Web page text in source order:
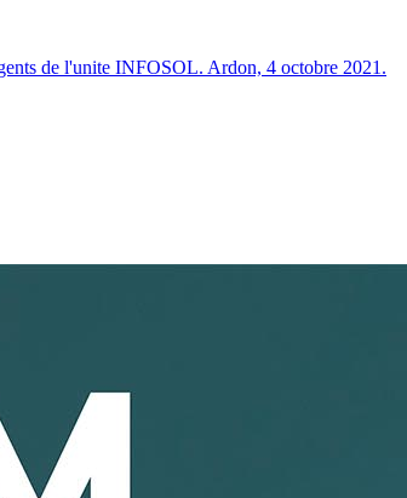
de l'unite INFOSOL. Ardon, 4 octobre 2021.